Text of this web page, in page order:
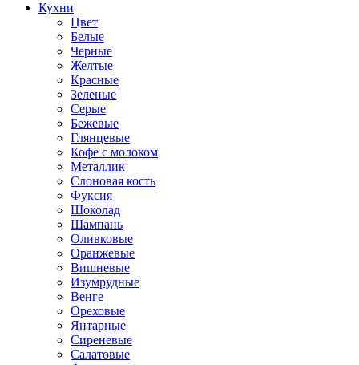
Кухни
Цвет
Белые
Черные
Желтые
Красные
Зеленые
Серые
Бежевые
Глянцевые
Кофе с молоком
Металлик
Слоновая кость
Фуксия
Шоколад
Шампань
Оливковые
Оранжевые
Вишневые
Изумрудные
Венге
Ореховые
Янтарные
Сиреневые
Салатовые